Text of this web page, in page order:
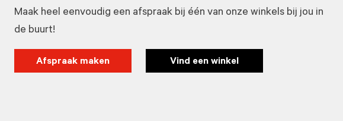
Maak heel eenvoudig een afspraak bij één van onze winkels bij jou in
de buurt!
Afspraak maken Vind een winkel